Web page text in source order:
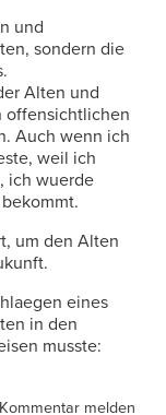
und
sondern die
Alten und
offensichtlichen
Auch wenn ich
weil ich
ich wuerde
um den Alten
eines
in den
musste:
Kommentar melden